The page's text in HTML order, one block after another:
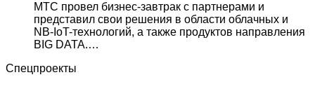
МТС провел бизнес-завтрак с партнерами и
представил свои решения в области облачных и
NB-IoT-технологий, а также продуктов направления
BIG DATA.…
Спецпроекты